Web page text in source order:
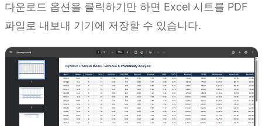
다운로드 옵션을 클릭하기만 하면 Excel 시트를 PDF
파일로 내보내 기기에 저장할 수 있습니다.